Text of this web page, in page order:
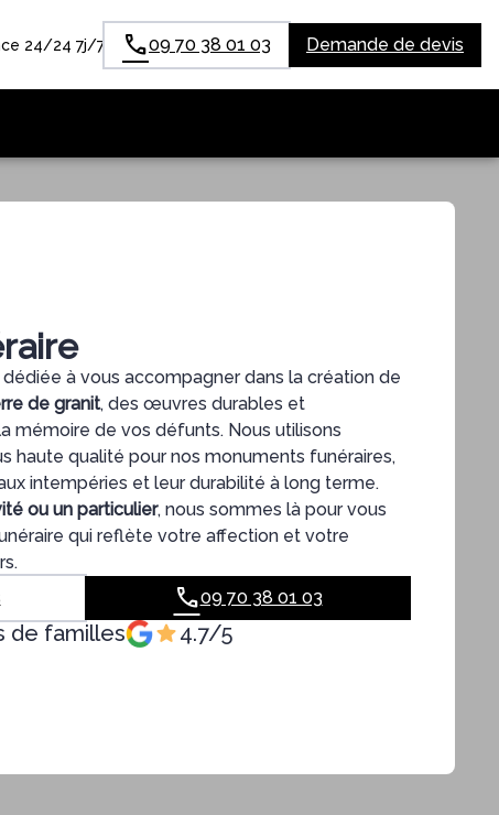
24/24 7j/7 09 70 38 01 03 Demande de devis
à vous accompagner dans la création de
de granit, des œuvres durables et
mémoire de vos défunts. Nous utilisons
haute qualité pour nos monuments funéraires,
intempéries et leur durabilité à long terme.
ou un particulier, nous sommes là pour vous
qui reflète votre affection et votre
09 70 38 01 03
de familles 4.7/5